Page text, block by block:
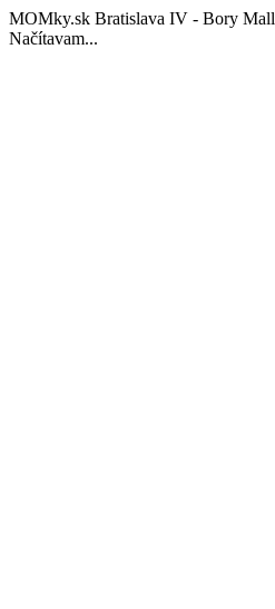
MOMky.sk Bratislava IV - Bory Mall
Načítavam...